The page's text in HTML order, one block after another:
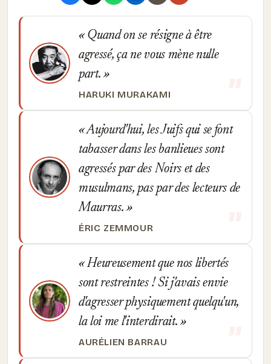
Quand on se résigne à être
agressé, ça ne vous mène nulle
part.
HARUKI MURAKAMI
Aujourd'hui, les Juifs qui se font
tabasser dans les banlieues sont
agressés par des Noirs et des
musulmans, pas par des lecteurs de
Maurras.
ÉRIC ZEMMOUR
Heureusement que nos libertés
sont restreintes ! Si j'avais envie
d'agresser physiquement quelqu'un,
la loi me l'interdirait.
AURÉLIEN BARRAU